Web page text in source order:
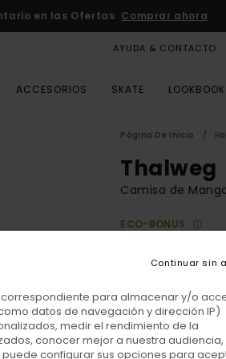
en las Ofertas Comprar ahora
AYUDA & CONTACTO
ACCESORIOS SKATE LOOKBOOK
Página De Inicio
Thalweg
Camisa de
ECO-BONUS
ColorRivers
para almacenar y/o
datos de navegación y dirección IP)
medir el rendimiento de la
conocer mejor a nuestra audiencia,
configurar sus opciones para
Continuar sin